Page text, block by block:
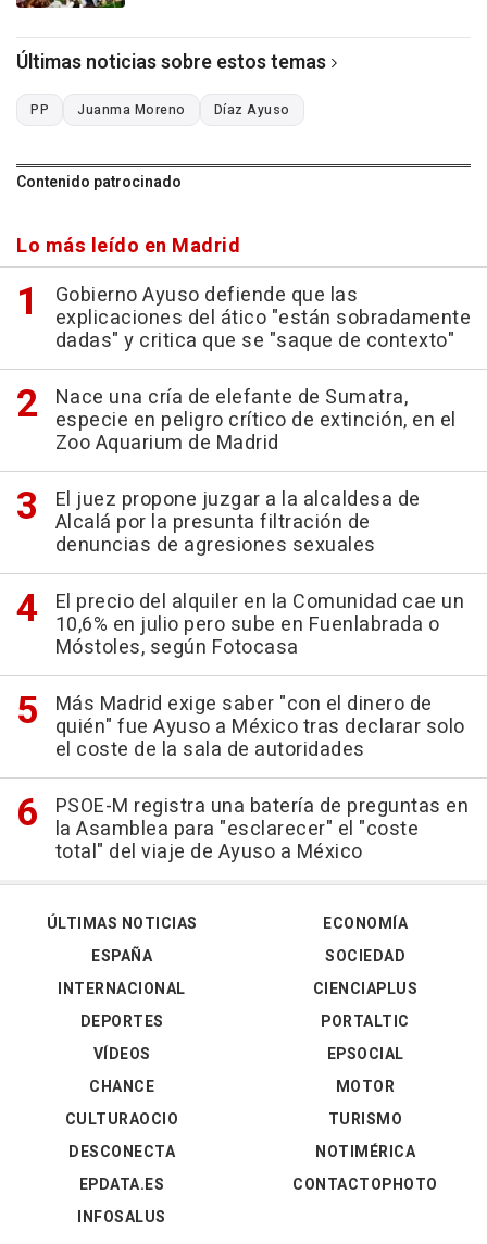
Últimas noticias sobre estos temas
PP Juanma Moreno Díaz Ayuso
Contenido patrocinado
Lo más leído en Madrid
Gobierno Ayuso defiende que las
explicaciones del ático "están sobradamente
dadas" y critica que se "saque de contexto"
Nace una cría de elefante de Sumatra,
especie en peligro crítico de extinción, en el
Zoo Aquarium de Madrid
El juez propone juzgar a la alcaldesa de
Alcalá por la presunta filtración de
denuncias de agresiones sexuales
El precio del alquiler en la Comunidad cae un
10,6% en julio pero sube en Fuenlabrada o
Móstoles, según Fotocasa
Más Madrid exige saber "con el dinero de
quién" fue Ayuso a México tras declarar solo
el coste de la sala de autoridades
PSOE-M registra una batería de preguntas en
la Asamblea para "esclarecer" el "coste
total" del viaje de Ayuso a México
ÚLTIMAS NOTICIAS
ESPAÑA
INTERNACIONAL
DEPORTES
VÍDEOS
ECONOMÍA
SOCIEDAD
CIENCIAPLUS
PORTALTIC
EPSOCIAL
CHANCE
CULTURAOCIO
DESCONECTA
EPDATA.ES
INFOSALUS
MOTOR
TURISMO
NOTIMÉRICA
CONTACTOPHOTO